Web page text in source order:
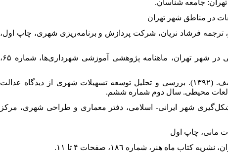
خصوصی شهر، ترجمه فرشاد نریان، شرکت پردازش و برنامه‌ریزی شهری، چاپ اول،
۴۱. مرصوصی، نفیسه. (۱۳۸۲). تحلیل فضا- عدالت اجتماعی در شهر تهران، ماهنامه پژوهشی آموزشی شهرداری‌ها، شماره ۶۵،
۴۲. مستوفی‌الممالکی، رضا، بسطامی نیا، امیر، تازش، یوسف. (۱۳۹۲). بررسی و تحلیل توسعه تسهیلات شهری از دیدگاه عدالت
محیطی. سال دوم شماره ششم.
ویژگی‌ها و اصول شکل‌گیری شهر ایرانی- اسلامی، دفتر معماری و طراحی شهری، مرکز